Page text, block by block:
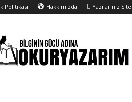
Politikası Hakkımızda Yazılarınız
Yazarım